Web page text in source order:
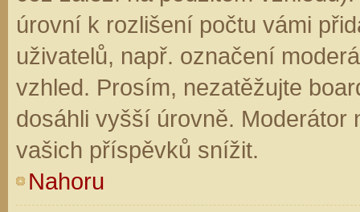
úrovní k rozlišení počtu vámi
uživatelů, např. označení
vzhled. Prosím, nezatěžujte
dosáhli vyšší úrovně. Moderátor
vašich příspěvků snížit.
Nahoru